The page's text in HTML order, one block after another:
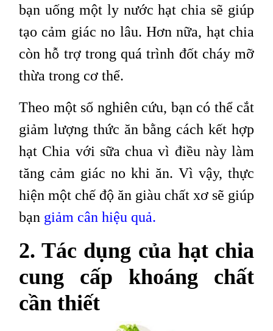
bạn uống một ly nước hạt chia sẽ giúp
tạo cảm giác no lâu. Hơn nữa, hạt chia
còn hỗ trợ trong quá trình đốt cháy mỡ
thừa trong cơ thể.
Theo một số nghiên cứu, bạn có thể cắt
giảm lượng thức ăn bằng cách kết hợp
hạt Chia với sữa chua vì điều này làm
tăng cảm giác no khi ăn. Vì vậy, thực
hiện một chế độ ăn giàu chất xơ sẽ giúp
bạn giảm cân hiệu quả.
2. Tác dụng của hạt chia
cung cấp khoáng chất
cần thiết